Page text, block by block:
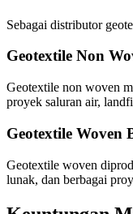
Sebagai distributor
Geotextile Non
Geotextile non woven
proyek saluran air,
Geotextile Woven
Geotextile woven
lunak, dan berbagai